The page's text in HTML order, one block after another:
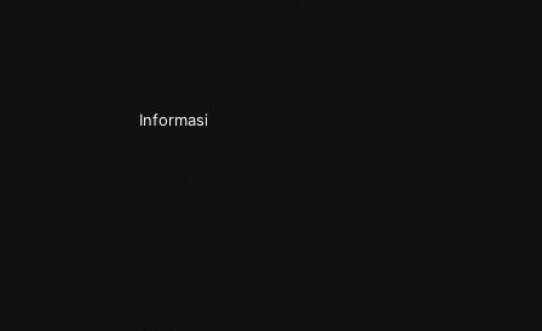
Informasi